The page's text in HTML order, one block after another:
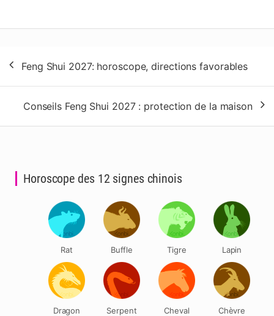
de
l’article
Feng Shui 2027: horoscope, directions favorables
Conseils Feng Shui 2027 : protection de la maison
Horoscope des 12 signes chinois
Rat Buffle Tigre Lapin
Dragon Serpent Cheval Chèvre